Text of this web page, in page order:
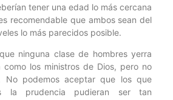
tener una edad lo más cercana
recomendable que ambos sean del
lo más parecidos posible.
ninguna clase de hombres yerra
los ministros de Dios, pero no
No podemos aceptar que los que
la prudencia pudieran ser tan